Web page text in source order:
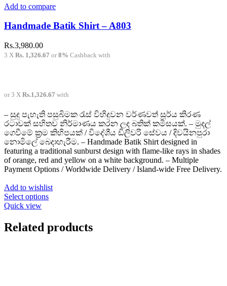
Add to compare
Handmade Batik Shirt – A803
Rs.3,980.00
3 X Rs. 1,326.67 or8% Cashback with
or 3 X Rs.1,326.67 with
– සුදු පැහැති පසුබිමක රැස් විහිදුවන වර්ණවත් සූර්ය කිරණ
රටාවක් සහිතව නිර්මාණය කරන ලද බතික් කමිසයක්. – මුදල්
ගෙවීමේ ක්‍රම කිහිපයක් / විදේශීය ඩිලිවරි සේවය / දිවයිනපුරා
නොමිලේ බෙදාහැරීම. – Handmade Batik Shirt designed in
featuring a traditional sunburst design with flame-like rays in shades
of orange, red and yellow on a white background. – Multiple
Payment Options / Worldwide Delivery / Island-wide Free Delivery.
Add to wishlist
Select optionsThis
multiple
variants.
Quick view
Related products